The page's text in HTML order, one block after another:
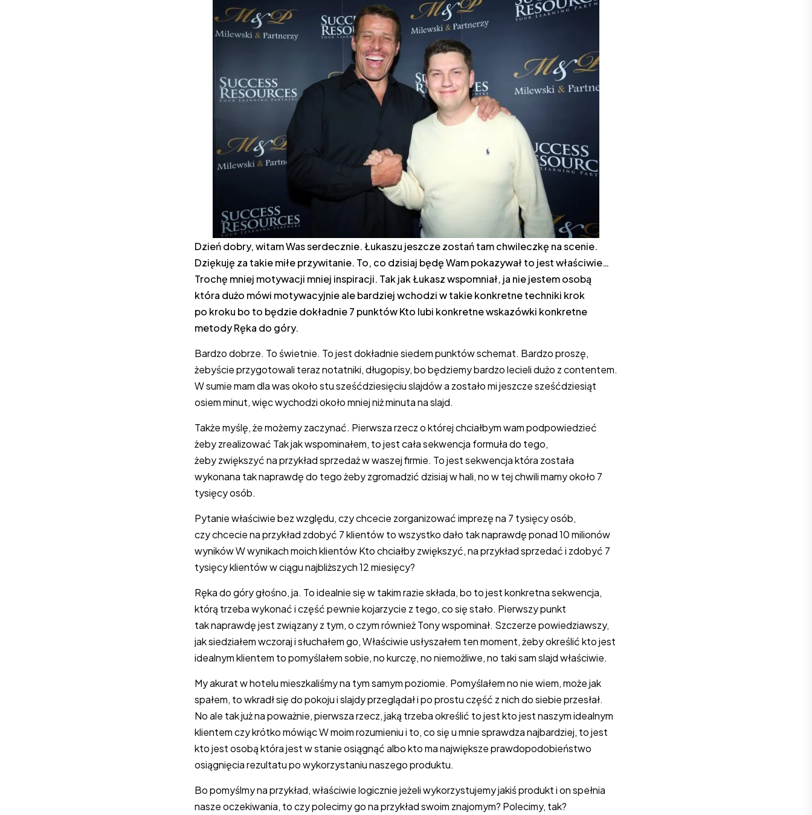
Dzień dobry, witam Was serdecznie. Łukaszu jeszcze zostań tam chwileczkę na scenie.
Dziękuję za takie miłe przywitanie. To, co dzisiaj będę Wam pokazywał to jest właściwie…
Trochę mniej motywacji mniej inspiracji. Tak jak Łukasz wspomniał, ja nie jestem osobą
która dużo mówi motywacyjnie ale bardziej wchodzi w takie konkretne techniki krok
po kroku bo to będzie dokładnie 7 punktów Kto lubi konkretne wskazówki konkretne
metody Ręka do góry.
Bardzo dobrze. To świetnie. To jest dokładnie siedem punktów schemat. Bardzo proszę,
żebyście przygotowali teraz notatniki, długopisy, bo będziemy bardzo lecieli dużo z contentem.
W sumie mam dla was około stu sześćdziesięciu slajdów a zostało mi jeszcze sześćdziesiąt
osiem minut, więc wychodzi około mniej niż minuta na slajd.
Także myślę, że możemy zaczynać. Pierwsza rzecz o której chciałbym wam podpowiedzieć
żeby zrealizować Tak jak wspominałem, to jest cała sekwencja formuła do tego,
żeby zwiększyć na przykład sprzedaż w waszej firmie. To jest sekwencja która została
wykonana tak naprawdę do tego żeby zgromadzić dzisiaj w hali, no w tej chwili mamy około 7
tysięcy osób.
Pytanie właściwie bez względu, czy chcecie zorganizować imprezę na 7 tysięcy osób,
czy chcecie na przykład zdobyć 7 klientów to wszystko dało tak naprawdę ponad 10 milionów
wyników W wynikach moich klientów Kto chciałby zwiększyć, na przykład sprzedać i zdobyć 7
tysięcy klientów w ciągu najbliższych 12 miesięcy?
Ręka do góry głośno, ja. To idealnie się w takim razie składa, bo to jest konkretna sekwencja,
którą trzeba wykonać i część pewnie kojarzycie z tego, co się stało. Pierwszy punkt
tak naprawdę jest związany z tym, o czym również Tony wspominał. Szczerze powiedziawszy,
jak siedziałem wczoraj i słuchałem go, Właściwie usłyszałem ten moment, żeby określić kto jest
idealnym klientem to pomyślałem sobie, no kurczę, no niemożliwe, no taki sam slajd właściwie.
My akurat w hotelu mieszkaliśmy na tym samym poziomie. Pomyślałem no nie wiem, może jak
spałem, to wkradł się do pokoju i slajdy przeglądał i po prostu część z nich do siebie przesłał.
No ale tak już na poważnie, pierwsza rzecz, jaką trzeba określić to jest kto jest naszym idealnym
klientem czy krótko mówiąc W moim rozumieniu i to, co się u mnie sprawdza najbardziej, to jest
kto jest osobą która jest w stanie osiągnąć albo kto ma największe prawdopodobieństwo
osiągnięcia rezultatu po wykorzystaniu naszego produktu.
Bo pomyślmy na przykład, właściwie logicznie jeżeli wykorzystujemy jakiś produkt i on spełnia
nasze oczekiwania, to czy polecimy go na przykład swoim znajomym? Polecimy, tak?